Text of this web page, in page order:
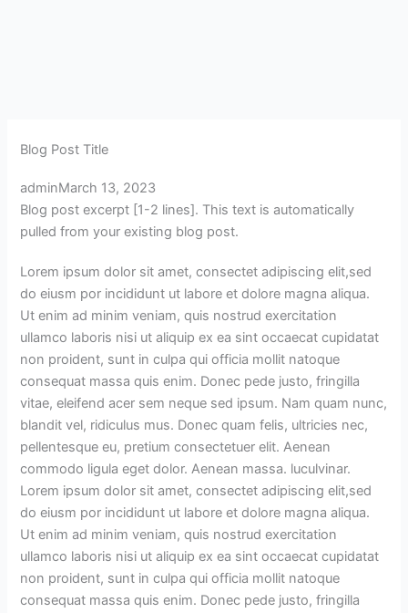
Blog Post Title
adminMarch 13, 2023
Blog post excerpt [1-2 lines]. This text is automatically
pulled from your existing blog post.
Lorem ipsum dolor sit amet, consectet adipiscing elit,sed
do eiusm por incididunt ut labore et dolore magna aliqua.
Ut enim ad minim veniam, quis nostrud exercitation
ullamco laboris nisi ut aliquip ex ea sint occaecat cupidatat
non proident, sunt in culpa qui officia mollit natoque
consequat massa quis enim. Donec pede justo, fringilla
vitae, eleifend acer sem neque sed ipsum. Nam quam nunc,
blandit vel, ridiculus mus. Donec quam felis, ultricies nec,
pellentesque eu, pretium consectetuer elit. Aenean
commodo ligula eget dolor. Aenean massa. luculvinar.
Lorem ipsum dolor sit amet, consectet adipiscing elit,sed
do eiusm por incididunt ut labore et dolore magna aliqua.
Ut enim ad minim veniam, quis nostrud exercitation
ullamco laboris nisi ut aliquip ex ea sint occaecat cupidatat
non proident, sunt in culpa qui officia mollit natoque
consequat massa quis enim. Donec pede justo, fringilla